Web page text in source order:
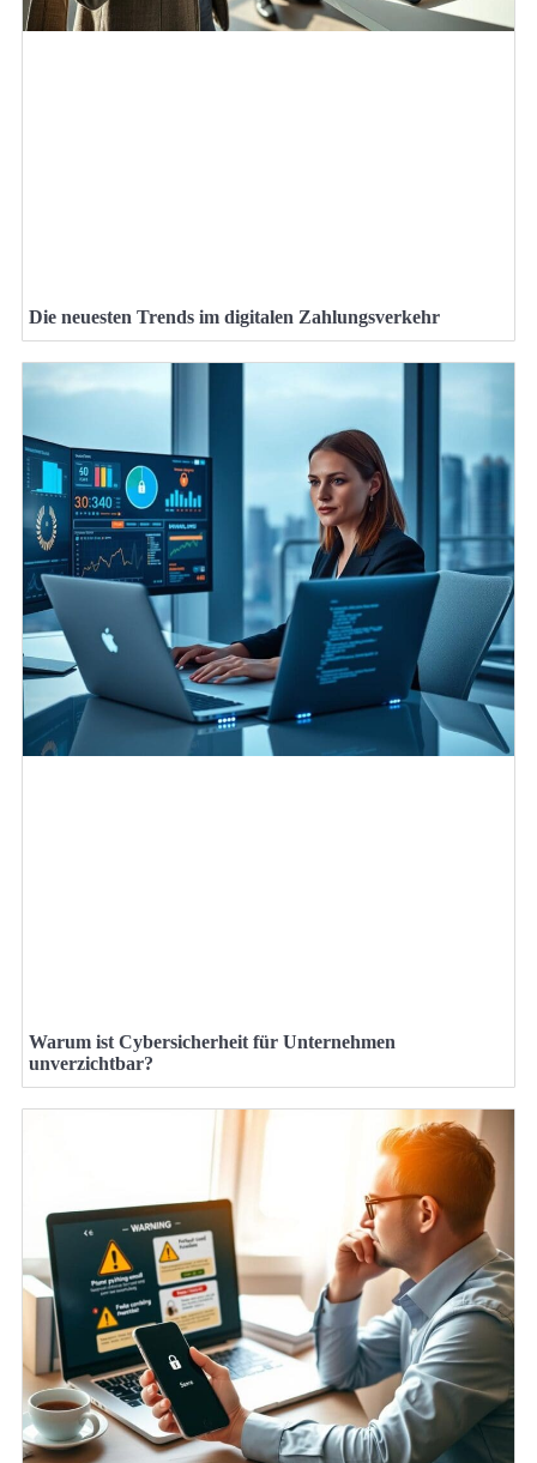
Die neuesten Trends im digitalen Zahlungsverkehr
Warum ist Cybersicherheit für Unternehmen
unverzichtbar?